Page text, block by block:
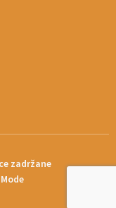
zadržane